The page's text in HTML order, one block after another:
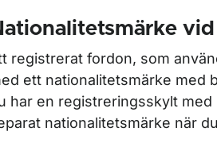
för För fordonsbranschen
registrerat fordon, som
ett nationalitetsmärke med
har en registreringsskylt
nationalitetsmärke när